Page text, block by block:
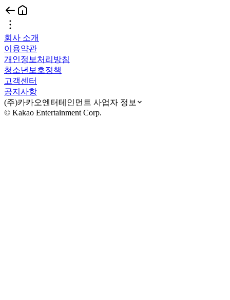
회사 소개
이용약관
개인정보처리방침
청소년보호정책
고객센터
공지사항
(주)카카오엔터테인먼트 사업자 정보
© Kakao Entertainment Corp.